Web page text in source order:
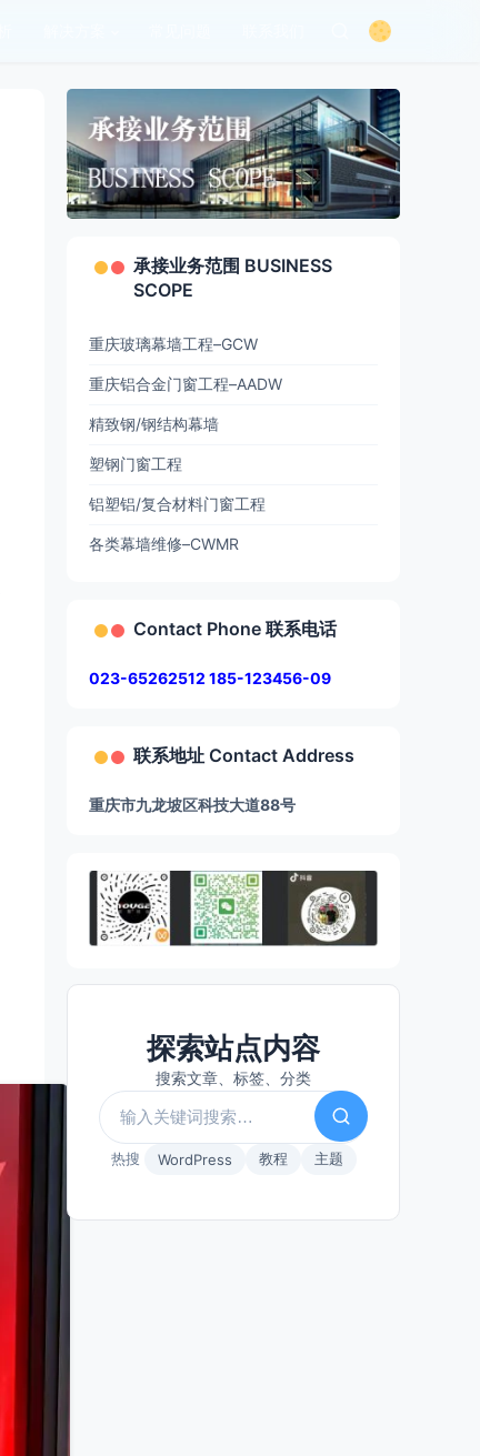
承接业务范围 BUSINESS
SCOPE
重庆玻璃幕墙工程–GCW
重庆铝合金门窗工程–AADW
精致钢/钢结构幕墙
塑钢门窗工程
铝塑铝/复合材料门窗工程
各类幕墙维修–CWMR
Contact Phone 联系电话
023-65262512 185-123456-09
联系地址 Contact Address
重庆市九龙坡区科技大道88号
探索站点内容
搜索文章、标签、分类
热搜 WordPress 教程 主题